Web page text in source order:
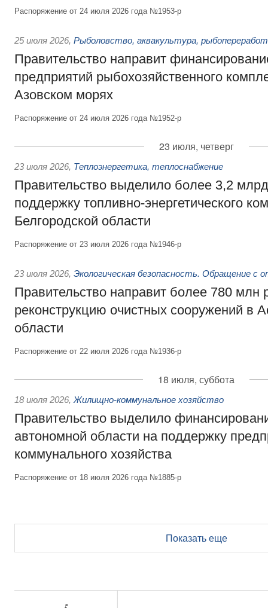
Распоряжение от 24 июля 2026 года №1953-р
25 июля 2026, Рыболовство, аквакультура,
Правительство направит
предприятий рыбохозяйственного
Азовском морях
Распоряжение от 24 июля 2026 года №1952-р
23 июля, четверг
23 июля 2026, Теплоэнергетика, теплоснабжение
Правительство выделило более 3,2
поддержку топливно-энергетического
Белгородской области
Распоряжение от 23 июля 2026 года №1946-р
23 июля 2026, Экологическая безопасность. Обращение с
Правительство направит более 780 млн
реконструкцию очистных сооружений в
области
Распоряжение от 22 июля 2026 года №1936-р
18 июля, суббота
18 июля 2026, Жилищно-коммунальное хозяйство
Правительство выделило
автономной области на поддержку
коммунального хозяйства
Распоряжение от 18 июля 2026 года №1885-р
Показать еще